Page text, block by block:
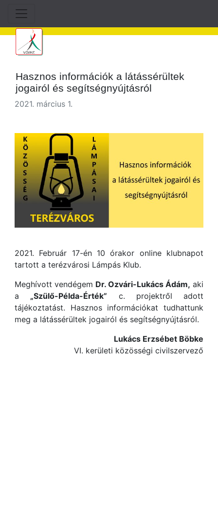
Hasznos információk a látássérültek
jogairól és segítségnyújtásról
2021. március 1.
2021. Február 17-én 10 órakor online klubnapot
tartott a terézvárosi Lámpás Klub.
Meghívott vendégem Dr. Ozvári-Lukács Ádám, aki
a „Szülő-Példa-Érték” c. projektről adott
tájékoztatást. Hasznos információkat tudhattunk
meg a látássérültek jogairól és segítségnyújtásról.
Lukács Erzsébet Böbke
VI. kerületi közösségi civilszervező